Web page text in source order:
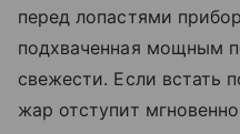
перед лопастями
подхваченная мощным
свежести. Если встать
жар отступит